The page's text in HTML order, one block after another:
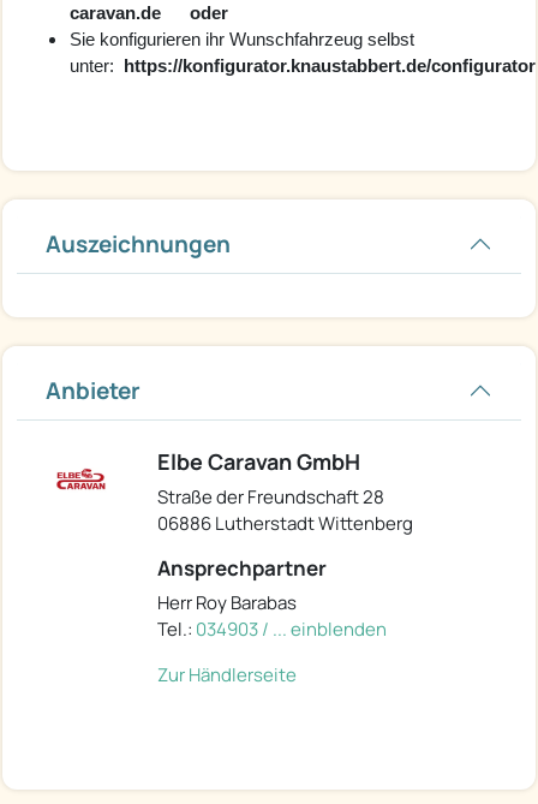
caravan.de oder
Sie konfigurieren ihr Wunschfahrzeug selbst
unter: https://konfigurator.knaustabbert.de/
Auszeichnungen
Anbieter
Elbe Caravan GmbH
Straße der Freundschaft 28
06886 Lutherstadt Wittenberg
Ansprechpartner
Herr Roy Barabas
Tel.: 034903 / ... einblenden
Zur Händlerseite